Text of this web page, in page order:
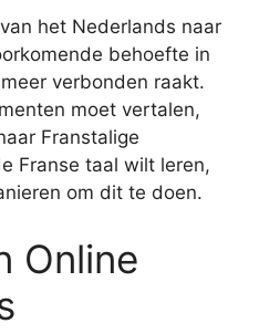
het Nederlands naar
behoefte in
verbonden raakt.
moet vertalen,
Franstalige
Franse taal wilt leren,
om dit te doen.
Online